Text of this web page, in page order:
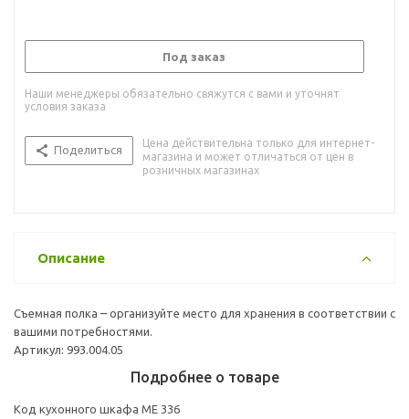
Под заказ
Наши менеджеры обязательно свяжутся с вами и уточнят
условия заказа
Поделиться
Цена действительна только для интернет-
магазина и может отличаться от цен в
розничных магазинах
Описание
Съемная полка – организуйте место для хранения в соответствии с
вашими потребностями.
Артикул: 993.004.05
Подробнее о товаре
Код кухонного шкафа ME 336